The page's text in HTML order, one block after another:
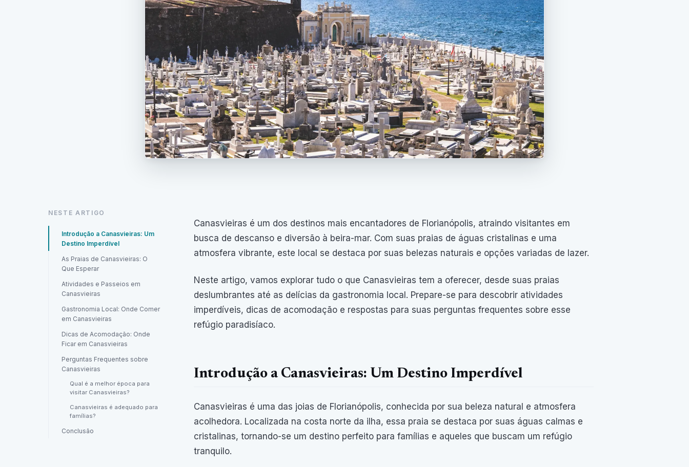
NESTE ARTIGO
Introdução a Canasvieiras: Um
Destino Imperdível
As Praias de Canasvieiras: O
Que Esperar
Atividades e Passeios em
Canasvieiras
Gastronomia Local: Onde Comer
em Canasvieiras
Dicas de Acomodação: Onde
Ficar em Canasvieiras
Perguntas Frequentes sobre
Canasvieiras
Qual é a melhor época para
visitar Canasvieiras?
Canasvieiras é adequado para
famílias?
Conclusão
Canasvieiras é um dos destinos mais encantadores de Florianópolis, atraindo visitantes em
busca de descanso e diversão à beira-mar. Com suas praias de águas cristalinas e uma
atmosfera vibrante, este local se destaca por suas belezas naturais e opções variadas de lazer.
Neste artigo, vamos explorar tudo o que Canasvieiras tem a oferecer, desde suas praias
deslumbrantes até as delícias da gastronomia local. Prepare-se para descobrir atividades
imperdíveis, dicas de acomodação e respostas para suas perguntas frequentes sobre esse
refúgio paradisíaco.
Introdução a Canasvieiras: Um Destino Imperdível
Canasvieiras é uma das joias de Florianópolis, conhecida por sua beleza natural e atmosfera
acolhedora. Localizada na costa norte da ilha, essa praia se destaca por suas águas calmas e
cristalinas, tornando-se um destino perfeito para famílias e aqueles que buscam um refúgio
tranquilo.